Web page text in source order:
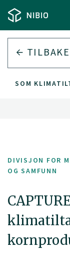
SOM
DIVISJON FOR
OG SAMFUNN